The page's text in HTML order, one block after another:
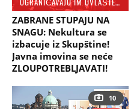
ZABRANE STUPAJU NA
SNAGU: Nekultura se
izbacuje iz Skupštine!
Javna imovina se neće
ZLOUPOTREBLJAVATI!
10